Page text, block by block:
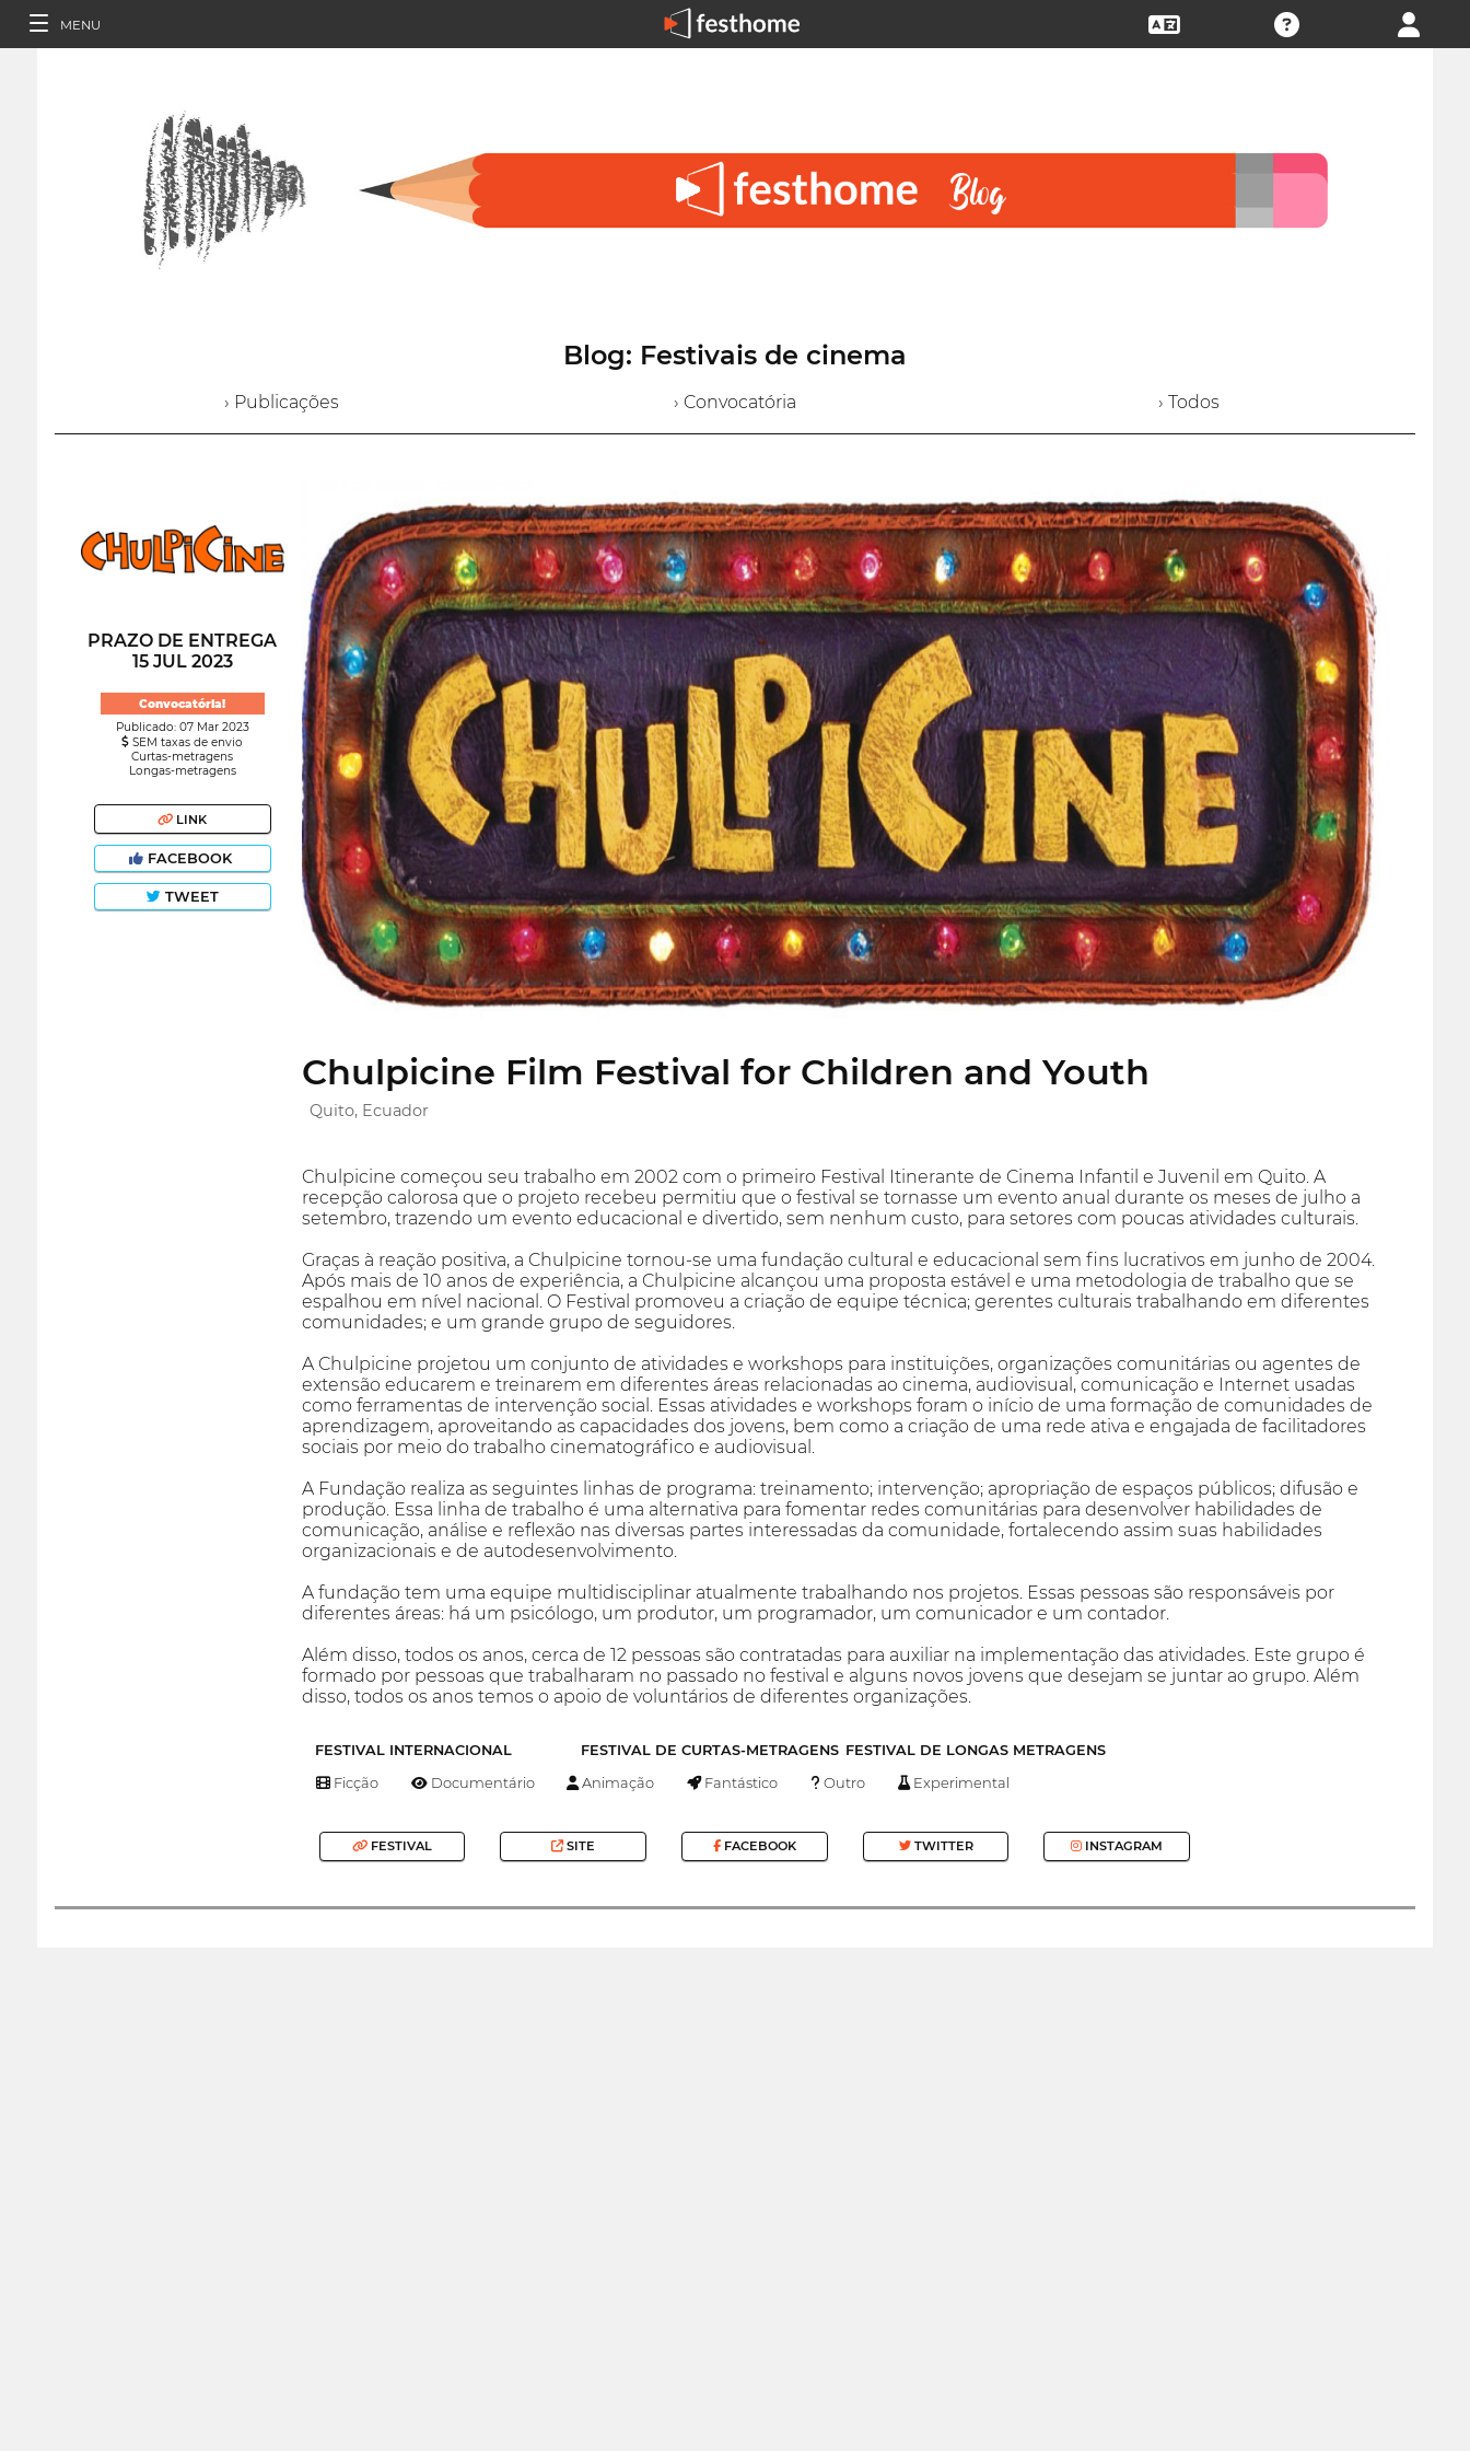
MENU
Blog: Festivais de cinema
› Publicações › Convocatória › Todos
PRAZO DE ENTREGA
15 JUL 2023
Convocatória!
Publicado: 07 Mar 2023
SEM taxas de envio
Curtas-metragens
Longas-metragens
LINK
FACEBOOK
TWEET
Chulpicine Film Festival for Children and Youth
Quito, Ecuador
Chulpicine começou seu trabalho em 2002 com o primeiro Festival Itinerante de Cinema Infantil e Juvenil em Quito. A
recepção calorosa que o projeto recebeu permitiu que o festival se tornasse um evento anual durante os meses de julho a
setembro, trazendo um evento educacional e divertido, sem nenhum custo, para setores com poucas atividades culturais.
Graças à reação positiva, a Chulpicine tornou-se uma fundação cultural e educacional sem fins lucrativos em junho de 2004.
Após mais de 10 anos de experiência, a Chulpicine alcançou uma proposta estável e uma metodologia de trabalho que se
espalhou em nível nacional. O Festival promoveu a criação de equipe técnica; gerentes culturais trabalhando em diferentes
comunidades; e um grande grupo de seguidores.
A Chulpicine projetou um conjunto de atividades e workshops para instituições, organizações comunitárias ou agentes de
extensão educarem e treinarem em diferentes áreas relacionadas ao cinema, audiovisual, comunicação e Internet usadas
como ferramentas de intervenção social. Essas atividades e workshops foram o início de uma formação de comunidades de
aprendizagem, aproveitando as capacidades dos jovens, bem como a criação de uma rede ativa e engajada de facilitadores
sociais por meio do trabalho cinematográfico e audiovisual.
A Fundação realiza as seguintes linhas de programa: treinamento; intervenção; apropriação de espaços públicos; difusão e
produção. Essa linha de trabalho é uma alternativa para fomentar redes comunitárias para desenvolver habilidades de
comunicação, análise e reflexão nas diversas partes interessadas da comunidade, fortalecendo assim suas habilidades
organizacionais e de autodesenvolvimento.
A fundação tem uma equipe multidisciplinar atualmente trabalhando nos projetos. Essas pessoas são responsáveis por
diferentes áreas: há um psicólogo, um produtor, um programador, um comunicador e um contador.
Além disso, todos os anos, cerca de 12 pessoas são contratadas para auxiliar na implementação das atividades. Este grupo é
formado por pessoas que trabalharam no passado no festival e alguns novos jovens que desejam se juntar ao grupo. Além
disso, todos os anos temos o apoio de voluntários de diferentes organizações.
FESTIVAL INTERNACIONAL FESTIVAL DE CURTAS-METRAGENS FESTIVAL DE LONGAS METRAGENS
Ficção Documentário Animação Fantástico Outro Experimental
FESTIVAL SITE FACEBOOK TWITTER INSTAGRAM